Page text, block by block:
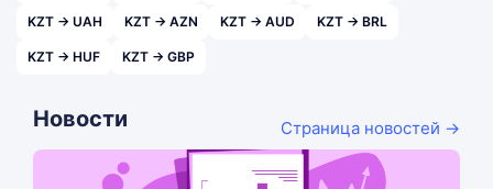
KZT → UAH KZT → AZN KZT → AUD KZT → BRL
KZT → HUF KZT → GBP
Новости Страница новостей →